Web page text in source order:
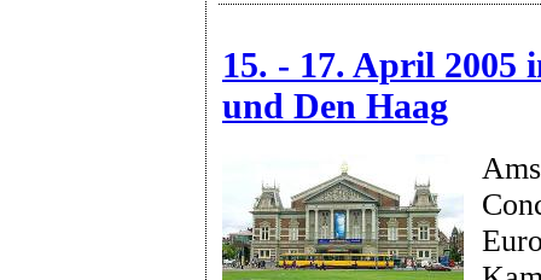
15. - 17. April 2005
und Den Haag